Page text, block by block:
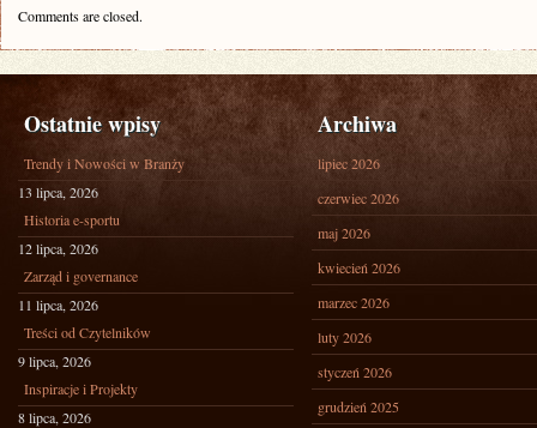
Comments are closed.
Ostatnie wpisy
Trendy i Nowości w Branży
13 lipca, 2026
Historia e-sportu
12 lipca, 2026
Zarząd i governance
11 lipca, 2026
Treści od Czytelników
9 lipca, 2026
Inspiracje i Projekty
8 lipca, 2026
Archiwa
lipiec 2026
czerwiec 2026
maj 2026
kwiecień 2026
marzec 2026
luty 2026
styczeń 2026
grudzień 2025